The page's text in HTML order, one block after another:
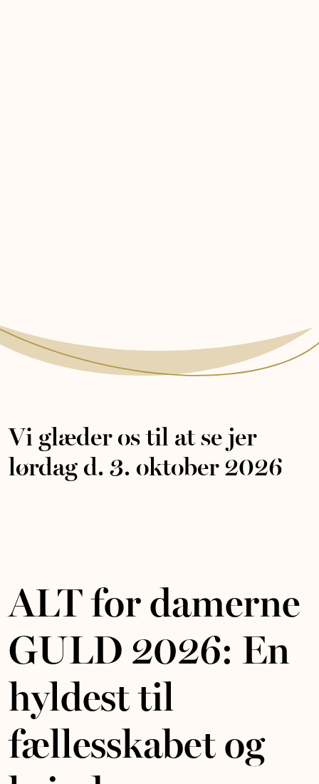
Vi glæder os til at se jer
lørdag d. 3. oktober 2026
ALT for damerne
GULD 2026: En
hyldest til
fællesskabet og